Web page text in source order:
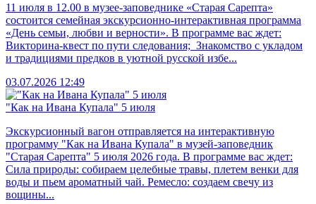
11 июля в 12.00 в музее-заповеднике «Старая Сарепта»
состоится семейная экскурсионно-интерактивная программа
«День семьи, любви и верности». В программе вас ждет:
Викторина-квест по пути следования; Знакомство с укладом
и традициями предков в уютной русской избе...
03.07.2026 12:49
"Как на Ивана Купала" 5 июля
Экскурсионный вагон отправляется на интерактивную
программу "Как на Ивана Купала" в музей-заповедник
"Старая Сарепта" 5 июля 2026 года. В программе вас ждет:
Сила природы: собираем целебные травы, плетем венки для
воды и пьем ароматный чай. Ремесло: создаем свечу из
вощины...